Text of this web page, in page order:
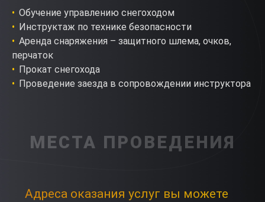
Обучение управлению снегоходом
Инструктаж по технике безопасности
Аренда снаряжения – защитного шлема, очков,
перчаток
Прокат снегохода
Проведение заезда в сопровождении инструктора
МЕСТА ПРОВЕДЕНИЯ
Адреса оказания услуг вы можете